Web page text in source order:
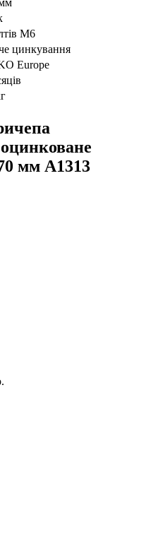
М6
цинкування
Europe
мм A1313